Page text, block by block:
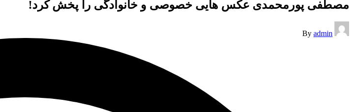
مصطفی پورمحمدی عکس هایی خصوصی و خانوادگی را پخش کرد!
Posted
by
By admin